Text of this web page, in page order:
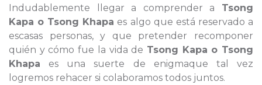
Indudablemente llegar a comprender a Tsong
Kapa o Tsong Khapa es algo que está reservado a
escasas personas, y que pretender recomponer
quién y cómo fue la vida de Tsong Kapa o Tsong
Khapa es una suerte de enigmaque tal vez
logremos rehacer si colaboramos todos juntos.